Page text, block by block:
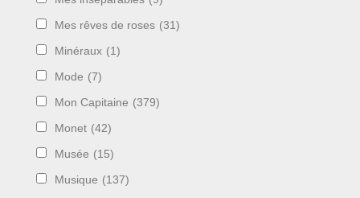
Mes rêves de roses (31)
Minéraux (1)
Mode (7)
Mon Capitaine (379)
Monet (42)
Musée (15)
Musique (137)